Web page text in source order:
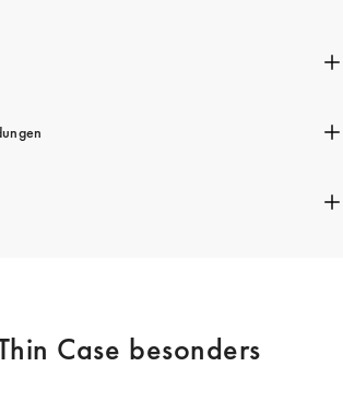
Case besonders